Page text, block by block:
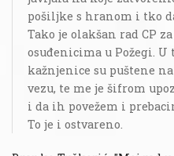
pošiljke s hranom i tko
Tako je olakšan rad CP
osuđenicima u Požegi.
kažnjenice su puštene
vezu, te me je šifrom
i da ih povežem i
To je i ostvareno.